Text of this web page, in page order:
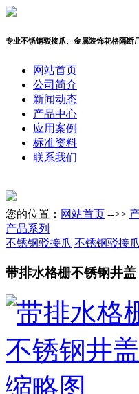
专业不锈钢驳接爪、金属装饰花格隔断
网站首页
公司简介
新闻动态
产品中心
应用案例
标准资料
联系我们
您的位置： 网站首页 -->>
产品系列
不锈钢驳接爪 不锈钢驳接
带排水格栅不锈钢井盖